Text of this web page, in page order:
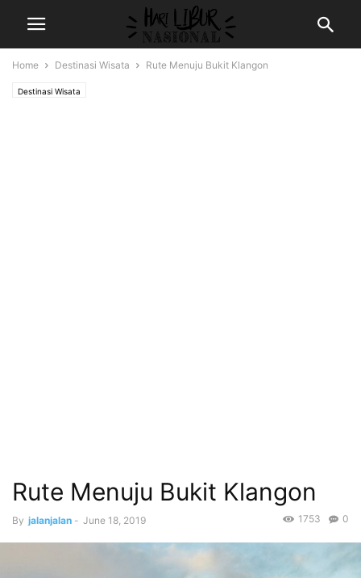
Home Destinasi Wisata Rute Menuju Bukit Klangon
Destinasi Wisata
Rute Menuju Bukit Klangon
By jalanjalan - June 18, 2019 0
1753